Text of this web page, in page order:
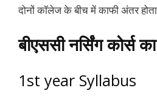
दोनों कॉलेज के बीच में काफी अंतर
बीएससी नर्सिंग कोर्स
1st year Syllabus